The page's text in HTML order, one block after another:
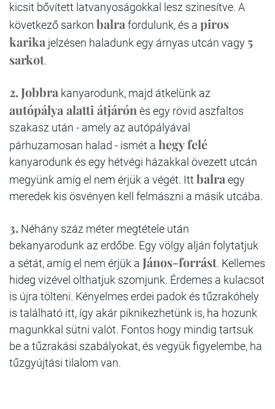
kicsit bővített latvanyoságokkal lesz szinesítve. A
következő sarkon balrafordulunk, és a piros
karika jelzésen haladunk egy árnyas utcán vagy 5
sarkot.
2.Jobbra kanyarodunk, majd átkelünk az
autópálya alatti átjárónès egy rövid aszfaltos
szakasz után - amely az autópályával
párhuzamosan halad - ismét a hegy felé
kanyarodunk és egy hétvégi házakkal övezett utcán
megyünk amíg el nem érjük a végét. Ittbalraegy
meredek kis ösvényen kell felmászni a másik utcába.
3. Néhány száz méter megtétele után
bekanyarodunk az erdőbe. Egy völgy alján folytatjuk
a sétát, amíg el nem érjük a János-forrást. Kellemes
hideg vizével olthatjuk szomjunk. Érdemes a kulacsot
is újra tölteni. Kényelmes erdei padok és tűzrakóhely
is található itt, így akár piknikezhetünk is, ha hozunk
magunkkal sütni valót. Fontos hogy mindig tartsuk
be a tűzrakási szabályokat, és vegyük figyelembe, ha
tűzgyújtási tilalom van.​